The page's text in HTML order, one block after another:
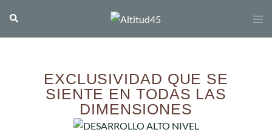
EXCLUSIVIDAD QUE SE
SIENTE EN TODAS LAS
DIMENSIONES